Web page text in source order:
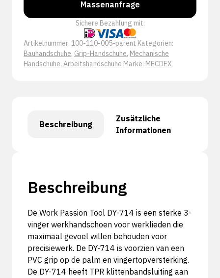
Massenanfrage
Sichere Bezahlung mit:
Artikelnummer: 100-110-005-parent Kategorien:
Bauhandschuhe, Grip-Handschuhe, Mechanische
Handschuhe, Arbeitshandschuhe Marke: MECDEX
Beschreibung
Zusätzliche
Informationen
Beschreibung
De Work Passion Tool DY-714 is een sterke 3-
vinger werkhandschoen voor werklieden die
maximaal gevoel willen behouden voor
precisiewerk. De DY-714 is voorzien van een
PVC grip op de palm en vingertopversterking.
De DY-714 heeft TPR klittenbandsluiting aan